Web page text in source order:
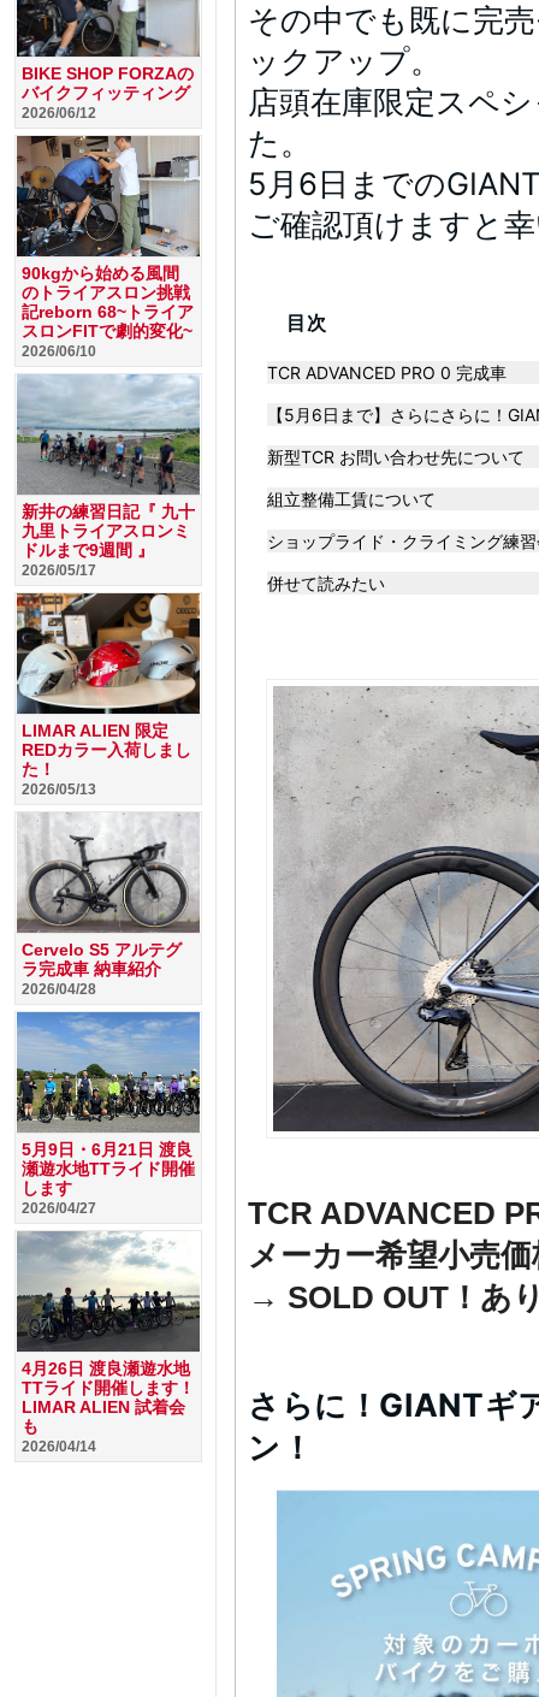
その中でも既に完
ックアップ。
店頭在庫限定スペ
た。
5月6日までの
ご確認頂けますと
目次
TCR ADVANCED PRO 0 完成車
【5月6日まで】さらにさらに！
新型TCR お問い合わせ先について
組立整備工賃について
ショップライド・クライミング練
併せて読みたい
TCR ADVANCED
メーカー希望小売
→ SOLD OUT！あ
さらに！GIANTギ
ン！
BIKE SHOP FORZAの
バイクフィッティング
2026/06/12
90kgから始める風間
のトライアスロン挑戦
記reborn 68~トライア
スロンFITで劇的変化~
2026/06/10
新井の練習日記『 九十
九里トライアスロンミ
ドルまで9週間 』
2026/05/17
LIMAR ALIEN 限定
REDカラー入荷しまし
た！
2026/05/13
Cervelo S5 アルテグ
ラ完成車 納車紹介
2026/04/28
5月9日・6月21日 渡良
瀬遊水地TTライド開催
します
2026/04/27
4月26日 渡良瀬遊水地
TTライド開催します！
LIMAR ALIEN 試着会
も
2026/04/14